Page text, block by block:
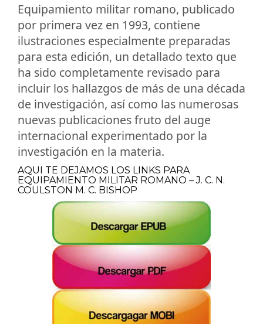
Equipamiento militar romano, publicado
por primera vez en 1993, contiene
ilustraciones especialmente preparadas
para esta edición, un detallado texto que
ha sido completamente revisado para
incluir los hallazgos de más de una década
de investigación, así como las numerosas
nuevas publicaciones fruto del auge
internacional experimentado por la
investigación en la materia.
AQUI TE DEJAMOS LOS LINKS PARA
EQUIPAMIENTO MILITAR ROMANO – J. C. N.
COULSTON M. C. BISHOP